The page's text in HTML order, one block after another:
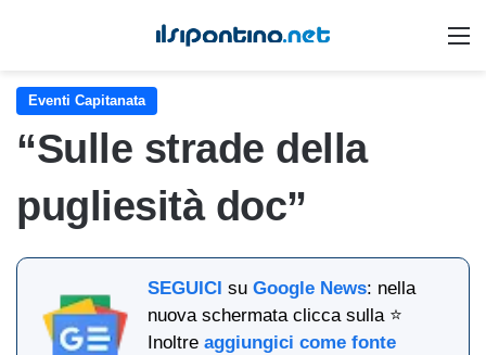
Eventi Capitanata
“Sulle strade della
pugliesità doc”
SEGUICI suGoogle News: nella
nuova schermata clicca sulla ⭐
Inoltreaggiungici come fonte